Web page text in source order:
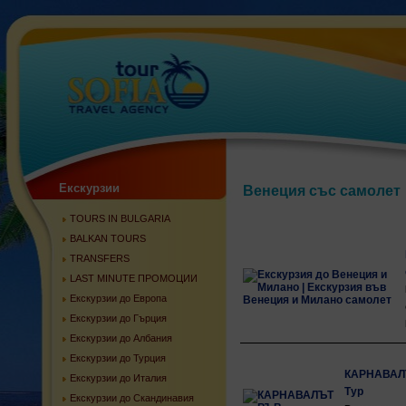
Екскурзии
TOURS IN BULGARIA
BALKAN TOURS
TRANSFERS
LAST MINUTE ПРОМОЦИИ
Екскурзии до Европа
Екскурзии до Гърция
Екскурзии до Албания
Екскурзии до Турция
Екскурзии до Италия
Екскурзии до Скандинавия
Венеция със самолет
Тур